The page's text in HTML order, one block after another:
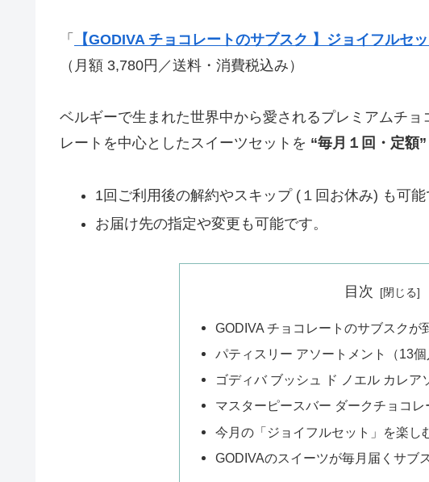
「 【GODIVA チョコレートのサブスク 】ジョイフルセッ
（月額 3,780円／送料・消費税込み）
ベルギーで生まれた世界中から愛されるプレミアムチ
レートを中心としたスイーツセットを “毎月１回・定額”
1回ご利用後の解約やスキップ (１回お休み) も可能
お届け先の指定や変更も可能です。
目次
GODIVA チョコレートのサブスクが
パティスリー アソートメント（13個
ゴディバ ブッシュ ド ノエル カレア
マスターピースバー ダークチョコレ
今月の「ジョイフルセット」を楽し
GODIVAのスイーツが毎月届くサブ